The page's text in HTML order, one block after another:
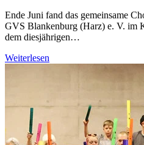
Ende Juni fand das gemeinsame
GVS Blankenburg (Harz) e. V. im
dem diesjährigen…
Weiterlesen